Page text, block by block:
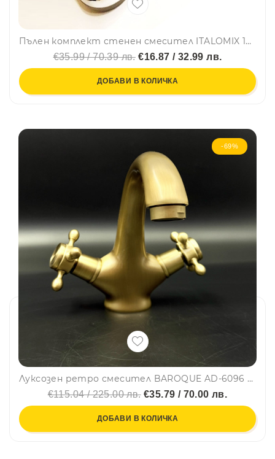
Пълен комплект стенен смесител ITALOMIX 1989 MIX с подвижен душ и стойка за стена
€35.99 / 70.39 лв.€16.87 / 32.99 лв.
ДОБАВИ В КОЛИЧКА
-69%
Луксозен ретро смесител BAROQUE AD-6096 за кухня и баня, месинг, самостоящ, смесителна батерия
€115.04 / 225.00 лв.€35.79 / 70.00 лв.
ДОБАВИ В КОЛИЧКА